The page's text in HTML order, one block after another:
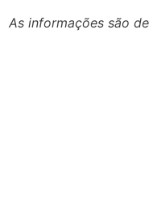
As informações são